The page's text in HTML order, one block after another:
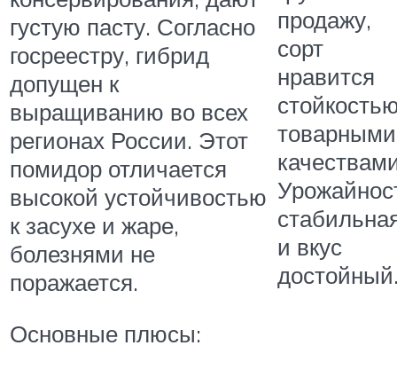
густую пасту. Согласно
госреестру, гибрид
допущен к
выращиванию во всех
регионах России. Этот
помидор отличается
высокой устойчивостью
к засухе и жаре,
болезнями не
поражается.
Основные плюсы:
продажу,
сорт
нравится
товарными
и вкус